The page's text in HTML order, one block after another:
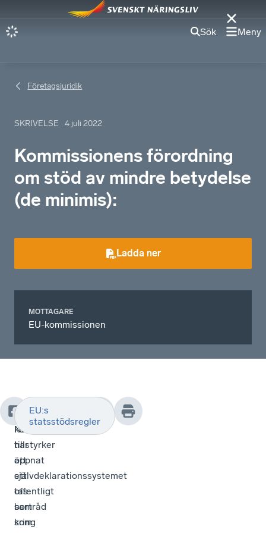
Sök Meny
Företagsjuridik
SKRIVELSE 4 juli 2022
Kommissionens förordning
om stöd av mindre betydelse
(de minimis):
Ladda ner
MOTTAGARE
EU-kommissionen
EU-
kommissionen
har
öppnat
ett
offentligt
samråd
kring
Svenskt
Näringsliv
tillstyrker
att
självdeklarationssystemet
tas
bort
som
EU:s
statsstödsregler